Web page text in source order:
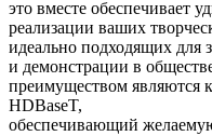
это вместе обеспечивает
реализации ваших
идеально подходящих для
и демонстрации в
преимуществом являются
HDBaseT,
обеспечивающий